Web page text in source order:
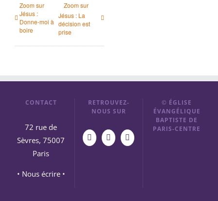
Zoom sur
Jésus :
Donne-moi à
boire
Zoom sur
Jésus : La
décision est
prise
CONTACT
72 rue de
Sèvres, 75007
Paris
• Nous écrire •
RETROUVEZ-
NOUS SUR
© ÉGLISE
ÉVANGÉLIQUE
BAPTISTE DE
PARIS-CENTRE